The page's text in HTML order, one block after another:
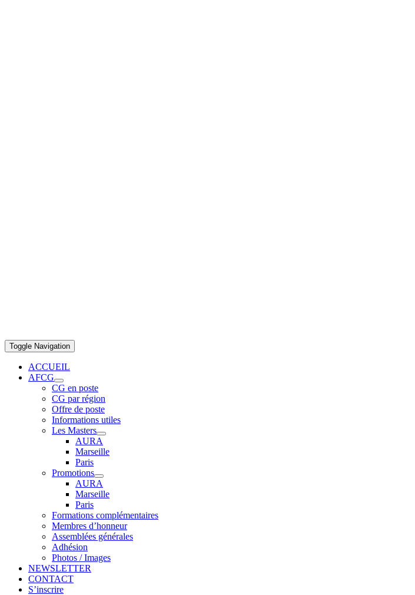
Toggle Navigation
ACCUEIL
AFCG
CG en poste
CG par région
Offre de poste
Informations utiles
Les Masters
AURA
Marseille
Paris
Promotions
AURA
Marseille
Paris
Formations complémentaires
Membres d’honneur
Assemblées générales
Adhésion
Photos / Images
NEWSLETTER
CONTACT
S’inscrire